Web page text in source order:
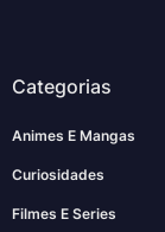
Categorias
Animes E Mangas
Curiosidades
Filmes E Series